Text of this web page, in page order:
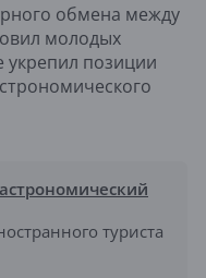
обмена между
молодых
укрепил позиции
туриста